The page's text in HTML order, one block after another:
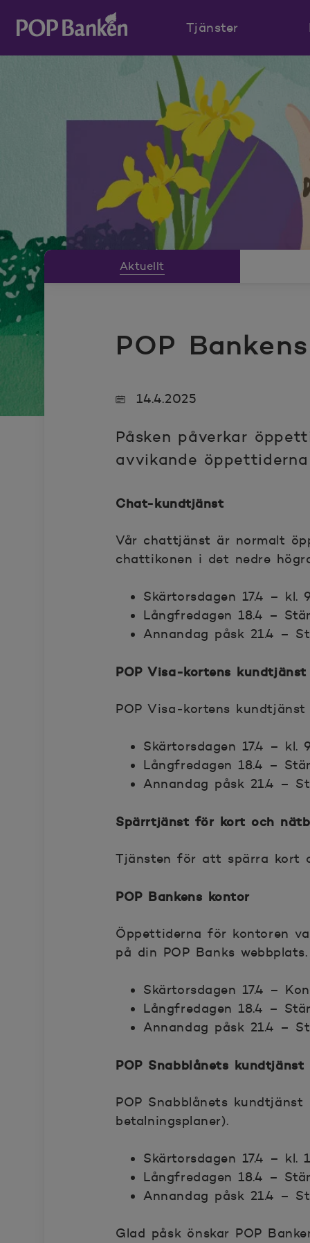
POP banken, till hemsidan
Tjänster
POP
Aktuellt
14.4.2025
Påsken påverkar
avvikande
Chat-kundtjänst
Vår chattjänst är normalt
chattikonen i det nedre
Skärtorsdagen 17.4 – kl.
Långfredagen 18.4 –
Annandag påsk 21.4 –
POP Visa-kortens kundtjänst
POP Visa-kortens
Skärtorsdagen 17.4 – kl.
Långfredagen 18.4 –
Annandag påsk 21.4 –
Spärrtjänst för kort och
Tjänsten för att spärra kort
POP Bankens kontor
Öppettiderna för kontoren
på din POP Banks webbplats.
Skärtorsdagen 17.4 –
Långfredagen 18.4 –
Annandag påsk 21.4 –
POP Snabblånets kundtjänst
POP Snabblånets
betalningsplaner).
Skärtorsdagen 17.4 – kl.
Långfredagen 18.4 –
Annandag påsk 21.4 –
Glad påsk önskar POP